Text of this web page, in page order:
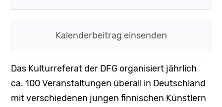
Portal News
Veranstaltungen
DFGLiest
Kalenderbeitrag einsenden
Das Kulturreferat der DFG organisiert jährlich
ca. 100 Veranstaltungen überall in Deutschland
mit verschiedenen jungen finnischen Künstlern